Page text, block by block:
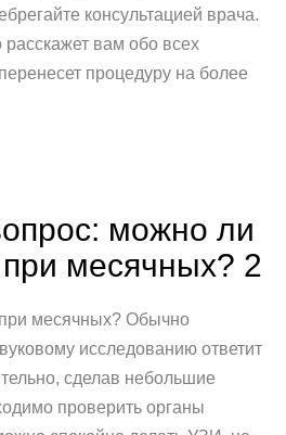
консультацией врача.
вам обо всех
процедуру на более
можно ли
месячных? 2
месячных? Обычно
исследованию ответит
сделав небольшие
проверить органы